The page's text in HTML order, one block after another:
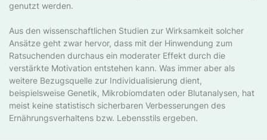
genutzt werden.
Aus den wissenschaftlichen Studien zur Wirksamkeit solcher
Ansätze geht zwar hervor, dass mit der Hinwendung zum
Ratsuchenden durchaus ein moderater Effekt durch die
verstärkte Motivation entstehen kann. Was immer aber als
weitere Bezugsquelle zur Individualisierung dient,
beispielsweise Genetik, Mikrobiomdaten oder Blutanalysen, hat
meist keine statistisch sicherbaren Verbesserungen des
Ernährungsverhaltens bzw. Lebensstils ergeben.